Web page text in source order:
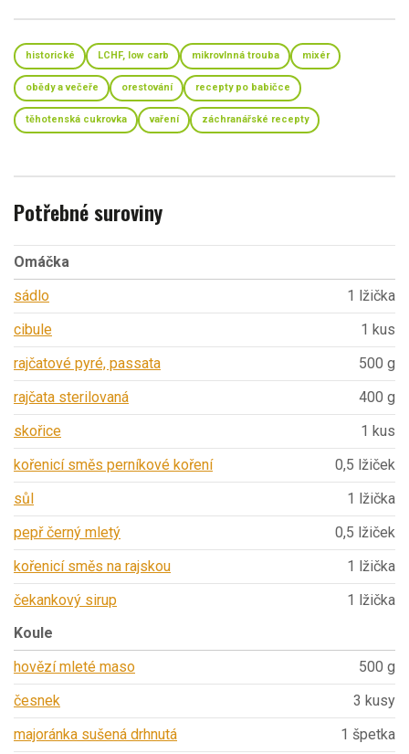
historické LCHF, low carb mikrovlnná trouba mixér
obědy a večeře orestování recepty po babičce
těhotenská cukrovka vaření záchranářské recepty
Potřebné suroviny
Omáčka
sádlo
1 lžička
cibule
1 kus
rajčatové pyré, passata
500 g
rajčata sterilovaná
400 g
skořice
1 kus
kořenicí směs perníkové koření
0,5 lžiček
sůl
1 lžička
pepř černý mletý
0,5 lžiček
kořenicí směs na rajskou
1 lžička
čekankový sirup
1 lžička
Koule
hovězí mleté maso
500 g
česnek
3 kusy
majoránka sušená drhnutá
1 špetka